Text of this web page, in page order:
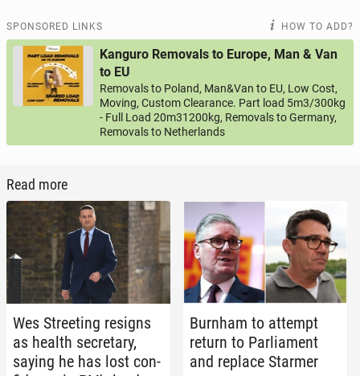
SPONSORED LINKS HOW TO ADD?
Kanguro Removals to Europe, Man & Van
to EU
Removals to Poland, Man&Van to EU, Low Cost,
Moving, Custom Clearance. Part load 5m3/300kg
- Full Load 20m31200kg, Removals to Germany,
Removals to Netherlands
Read more
Wes Street­ing resigns
as health sec­re­tary,
saying he has lost con­
Burnham to attempt
return to Par­lia­ment
and replace Starmer